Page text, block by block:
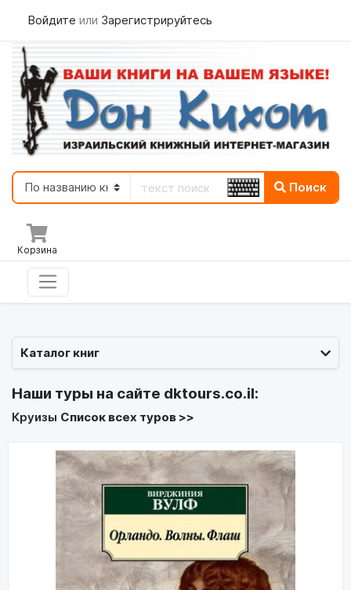
Войдите или Зарегистрируйтесь
Поиск
Корзина
Каталог книг
Наши туры на сайте dktours.co.il:
Круизы Список всех туров >>